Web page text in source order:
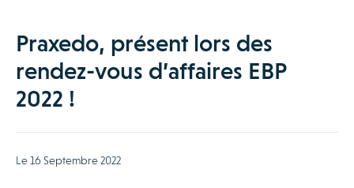
Praxedo, présent lors des
rendez-vous d’affaires EBP
2022 !
Le 16 Septembre 2022